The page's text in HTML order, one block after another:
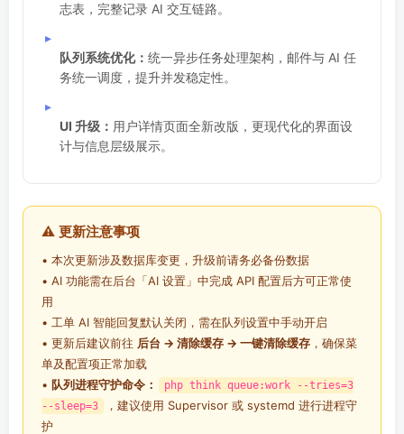
志表，完整记录 AI 交互链路。
▸
队列系统优化： 统一异步任务处理架构，邮件与 AI 任
务统一调度，提升并发稳定性。
▸
UI 升级： 用户详情页面全新改版，更现代化的界面设
计与信息层级展示。
⚠️ 更新注意事项
• 本次更新涉及数据库变更，升级前请务必备份数据
• AI 功能需在后台「AI 设置」中完成 API 配置后方可正常使
用
• 工单 AI 智能回复默认关闭，需在队列设置中手动开启
• 更新后建议前往 后台 → 清除缓存 → 一键清除缓存 ，确保菜
单及配置项正常加载
• 队列进程守护命令：
php think queue:work --tries=3
--sleep=3
，建议使用 Supervisor 或 systemd 进行进程守
护